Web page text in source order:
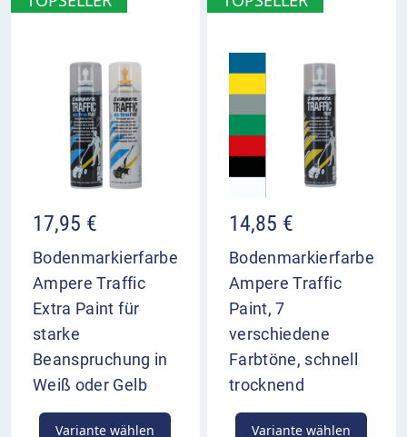
60 mm, Wortbreite 685 mm)
Behindertensymbol groß
(Höhe 600 mm
x Breite 500 mm)
Pfeil(Länge 600 mm x Breite 400 mm)
2x Behindertensymbol klein
(Höhe 300 mm
x Breite 250 mm)
17,95 €
Bodenmarkierfarbe
Ampere Traffic
Extra Paint für
starke
Beanspruchung in
Weiß oder Gelb
Variante wählen
14,85 €
Bodenmarkierfarbe
Ampere Traffic
Paint, 7
verschiedene
Farbtöne, schnell
trocknend
Variante wählen